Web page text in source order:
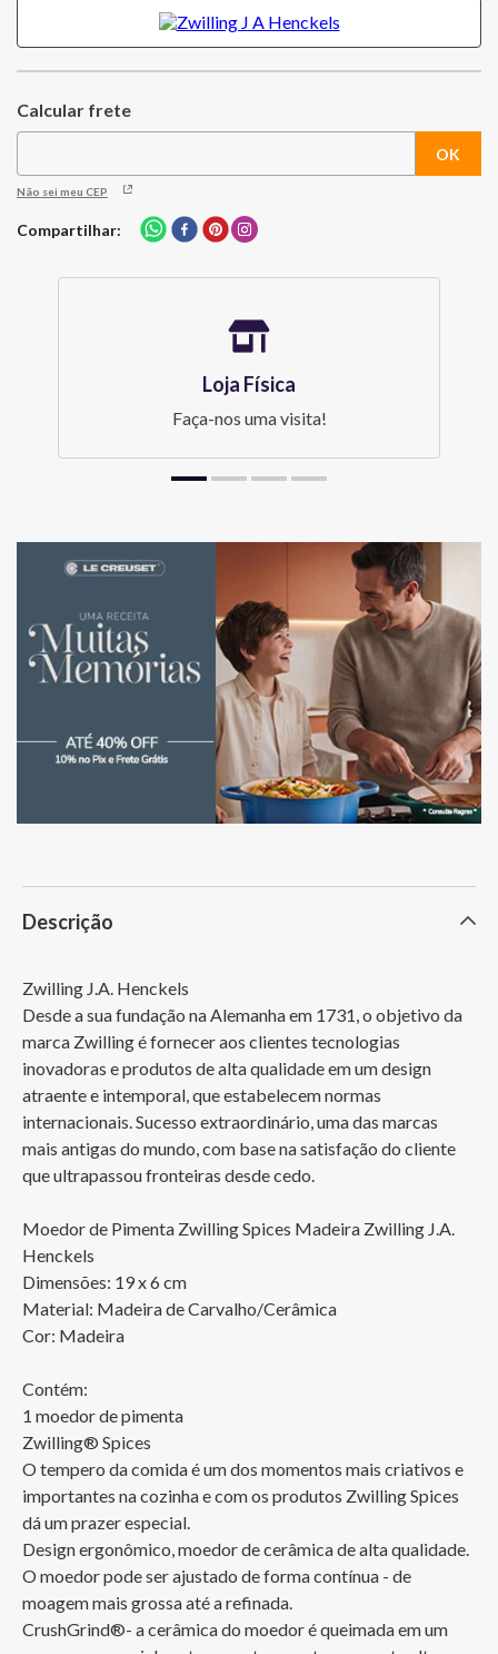
Não sei meu CEP
Compartilhar
Loja Física
Faça-nos uma visita!
Descrição
Zwilling J.A. Henckels
Desde a sua fundação na Alemanha em 1731, o objetivo da
marca Zwilling é fornecer aos clientes tecnologias
inovadoras e produtos de alta qualidade em um design
atraente e intemporal, que estabelecem normas
internacionais. Sucesso extraordinário, uma das marcas
mais antigas do mundo, com base na satisfação do cliente
que ultrapassou fronteiras desde cedo.
Moedor de Pimenta Zwilling Spices Madeira Zwilling J.A.
Henckels
Dimensões: 19 x 6 cm
Material: Madeira de Carvalho/Cerâmica
Cor: Madeira
Contém:
1 moedor de pimenta
Zwilling® Spices
O tempero da comida é um dos momentos mais criativos e
importantes na cozinha e com os produtos Zwilling Spices
dá um prazer especial.
Design ergonômico, moedor de cerâmica de alta qualidade.
O moedor pode ser ajustado de forma contínua - de
moagem mais grossa até a refinada.
CrushGrind®- a cerâmica do moedor é queimada em um